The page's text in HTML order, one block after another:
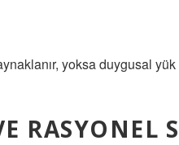
yoksa duygusal
RASYONEL